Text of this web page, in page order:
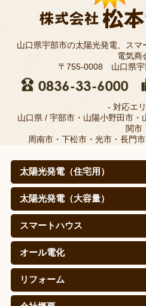
山口県宇部市の太陽光発電、ス
電気商
〒755-0008 山口県宇
- 対応エ
山口県 / 宇部市・山陽小野田市
関市
周南市・下松市・光市・長門
太陽光発電（住宅用）
太陽光発電（住宅用）
太陽光発電の仕組みは？
取扱メーカー
職人のこだわり(松本電気
施工例
寄棟屋根の皆さま
価格
導入効果（㊙真実データ）
太陽光発電（大容量）
太陽光発電（大容量）
シャープを選ぶ理由
施工実績
スマートハウス
スマートハウス
蓄電池（自給自足スタイル
EV・PHEV(PHV)車充電シ
オール電化
オール電化
エコキュート
IHクッキングヒーター
リフォーム